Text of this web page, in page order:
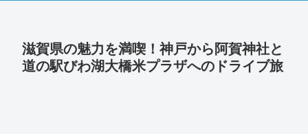
滋賀県の魅力を満喫！神戸から阿賀神社と
道の駅びわ湖大橋米プラザへのドライブ旅